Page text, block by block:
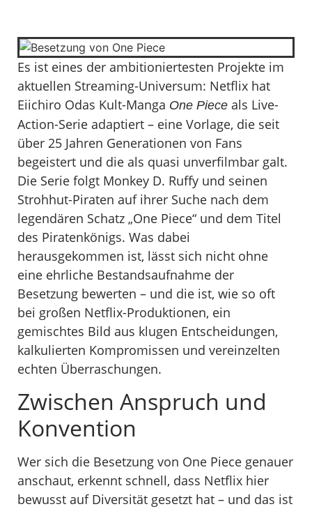
Es ist eines der ambitioniertesten Projekte im
aktuellen Streaming-Universum: Netflix hat
Eiichiro Odas Kult-Manga One Piece als Live-
Action-Serie adaptiert – eine Vorlage, die seit
über 25 Jahren Generationen von Fans
begeistert und die als quasi unverfilmbar galt.
Die Serie folgt Monkey D. Ruffy und seinen
Strohhut-Piraten auf ihrer Suche nach dem
legendären Schatz „One Piece“ und dem Titel
des Piratenkönigs. Was dabei
herausgekommen ist, lässt sich nicht ohne
eine ehrliche Bestandsaufnahme der
Besetzung bewerten – und die ist, wie so oft
bei großen Netflix-Produktionen, ein
gemischtes Bild aus klugen Entscheidungen,
kalkulierten Kompromissen und vereinzelten
echten Überraschungen.
Zwischen Anspruch und
Konvention
Wer sich die Besetzung von One Piece genauer
anschaut, erkennt schnell, dass Netflix hier
bewusst auf Diversität gesetzt hat – und das ist